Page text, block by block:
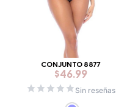
CONJUNTO 8877
$46.99
Sin reseñas